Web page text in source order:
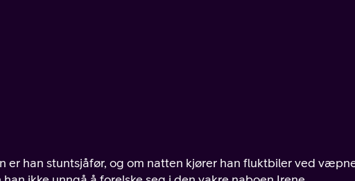
er han stuntsjåfør, og om natten kjører han fluktbiler ved